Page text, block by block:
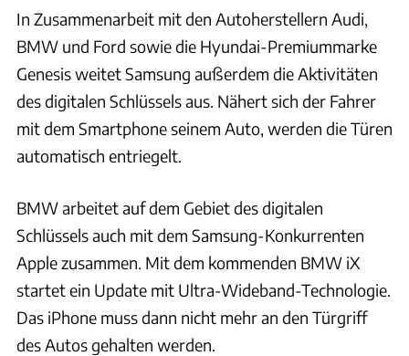
In Zusammenarbeit mit den Autoherstellern Audi,
BMW und Ford sowie die Hyundai-Premiummarke
Genesis weitet Samsung außerdem die Aktivitäten
des digitalen Schlüssels aus. Nähert sich der Fahrer
mit dem Smartphone seinem Auto, werden die Türen
automatisch entriegelt.
BMW arbeitet auf dem Gebiet des digitalen
Schlüssels auch mit dem Samsung-Konkurrenten
Apple zusammen. Mit dem kommenden BMW iX
startet ein Update mit Ultra-Wideband-Technologie.
Das iPhone muss dann nicht mehr an den Türgriff
des Autos gehalten werden.